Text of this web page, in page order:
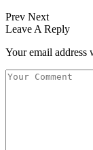
Prev Next
Leave A Reply
Your email address